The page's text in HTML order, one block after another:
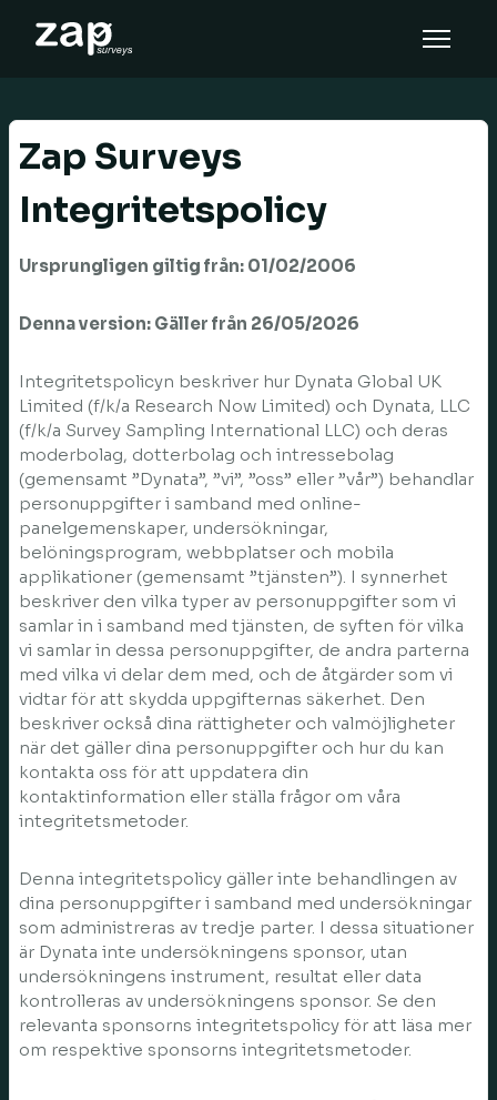
FI
Zap Surveys
Integritetspolicy
Ursprungligen giltig från: 01/02/2006
Denna version: Gäller från 26/05/2026
Integritetspolicyn beskriver hur Dynata Global UK
Limited (f/k/a Research Now Limited) och Dynata, LLC
(f/k/a Survey Sampling International LLC) och deras
moderbolag, dotterbolag och intressebolag
(gemensamt ”Dynata”, ”vi”, ”oss” eller ”vår”) behandlar
personuppgifter i samband med online-
panelgemenskaper, undersökningar,
belöningsprogram, webbplatser och mobila
applikationer (gemensamt ”tjänsten”). I synnerhet
beskriver den vilka typer av personuppgifter som vi
samlar in i samband med tjänsten, de syften för vilka
vi samlar in dessa personuppgifter, de andra parterna
med vilka vi delar dem med, och de åtgärder som vi
vidtar för att skydda uppgifternas säkerhet. Den
beskriver också dina rättigheter och valmöjligheter
när det gäller dina personuppgifter och hur du kan
kontakta oss för att uppdatera din
kontaktinformation eller ställa frågor om våra
integritetsmetoder.
Denna integritetspolicy gäller inte behandlingen av
dina personuppgifter i samband med undersökningar
som administreras av tredje parter. I dessa situationer
är Dynata inte undersökningens sponsor, utan
undersökningens instrument, resultat eller data
kontrolleras av undersökningens sponsor. Se den
relevanta sponsorns integritetspolicy för att läsa mer
om respektive sponsorns integritetsmetoder.